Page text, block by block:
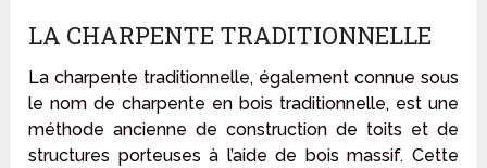
LA CHARPENTE TRADITIONNELLE
La charpente traditionnelle, également connue sous
le nom de charpente en bois traditionnelle, est une
méthode ancienne de construction de toits et de
structures porteuses à l’aide de bois massif. Cette